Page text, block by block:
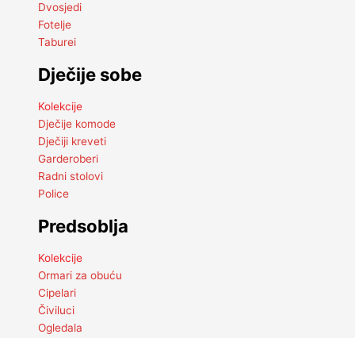
Dvosjedi
Fotelje
Taburei
Dječije sobe
Kolekcije
Dječije komode
Dječiji kreveti
Garderoberi
Radni stolovi
Police
Predsoblja
Kolekcije
Ormari za obuću
Cipelari
Čiviluci
Ogledala